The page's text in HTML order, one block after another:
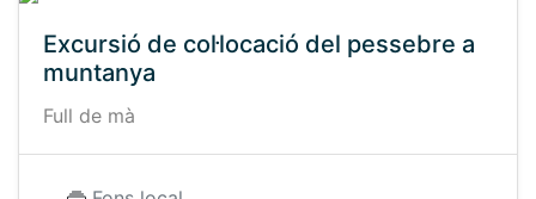
Excursió de col·locació del pessebre a
muntanya
Full de mà